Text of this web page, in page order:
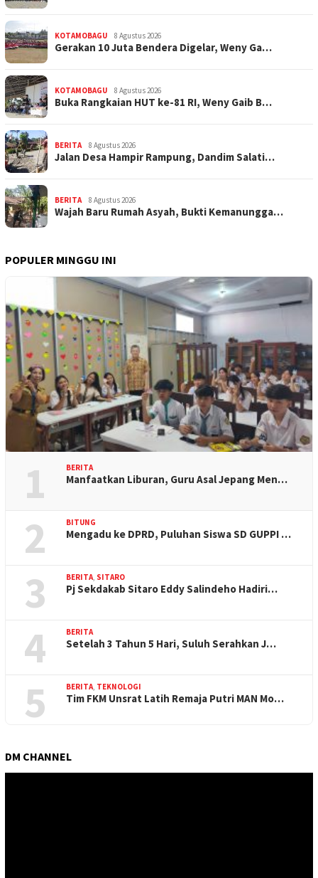
KOTAMOBAGU 8 Agustus 2026
Gerakan 10 Juta Bendera Digelar, Weny Ga…
KOTAMOBAGU 8 Agustus 2026
Buka Rangkaian HUT ke-81 RI, Weny Gaib B…
BERITA 8 Agustus 2026
Jalan Desa Hampir Rampung, Dandim Salati…
BERITA 8 Agustus 2026
Wajah Baru Rumah Asyah, Bukti Kemanungga…
POPULER MINGGU INI
1 BERITA
Manfaatkan Liburan, Guru Asal Jepang Men…
2 BITUNG
Mengadu ke DPRD, Puluhan Siswa SD GUPPI …
3 BERITA, SITARO
Pj Sekdakab Sitaro Eddy Salindeho Hadiri…
4 BERITA
Setelah 3 Tahun 5 Hari, Suluh Serahkan J…
5 BERITA, TEKNOLOGI
Tim FKM Unsrat Latih Remaja Putri MAN Mo…
DM CHANNEL